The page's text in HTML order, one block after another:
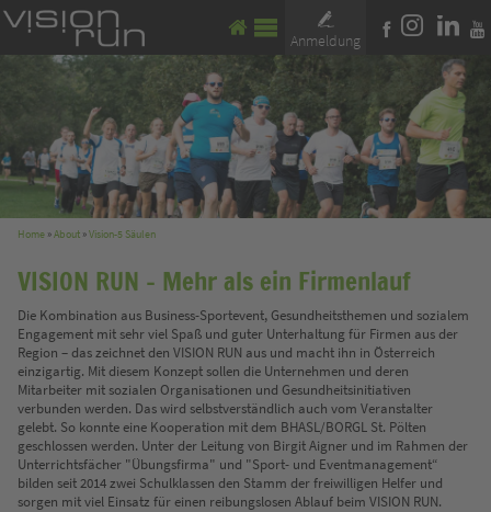
Anmeldung
Home »About »Vision-5 Säulen
VISION RUN - Mehr als ein Firmenlauf
Die Kombination aus Business-Sportevent, Gesundheitsthemen und sozialem
Engagement mit sehr viel Spaß und guter Unterhaltung für Firmen aus der
Region – das zeichnet den VISION RUN aus und macht ihn in Österreich
einzigartig. Mit diesem Konzept sollen die Unternehmen und deren
Mitarbeiter mit sozialen Organisationen und Gesundheitsinitiativen
verbunden werden. Das wird selbstverständlich auch vom Veranstalter
gelebt. So konnte eine Kooperation mit dem BHASL/BORGL St. Pölten
geschlossen werden. Unter der Leitung von Birgit Aigner und im Rahmen der
Unterrichtsfächer "Übungsfirma" und "Sport- und Eventmanagement“
bilden seit 2014 zwei Schulklassen den Stamm der freiwilligen Helfer und
sorgen mit viel Einsatz für einen reibungslosen Ablauf beim VISION RUN.